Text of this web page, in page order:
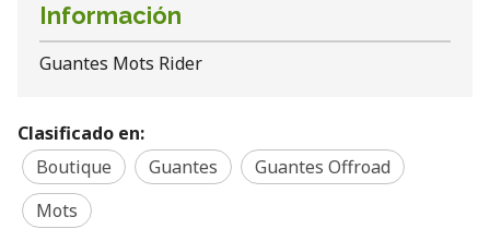
Información
Guantes Mots Rider
Clasificado en:
Boutique
Guantes
Guantes Offroad
Mots